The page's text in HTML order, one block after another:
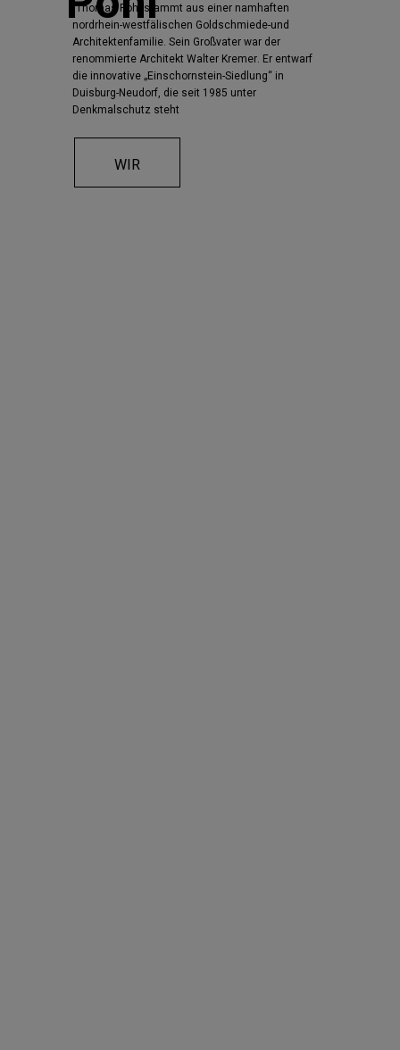
"Thomas P oh s ammt aus einer nam haften
nord rhein-westfä isc hen Go d sc hmied e-und
Arc hitektenfami ie. Sein Großvater war d er
renommierte Arc hitekt Wa lter Kremer. Er entwarf
d ie innovative „Einsc hornstein-Sied ung“ in
Duis burg-N eud orf, d ie seit 1 985 unter
Den kma sc hutz steht
WIR